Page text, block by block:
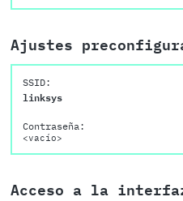
Ajustes
SSID:
linksys
Contraseña:
<vacío>
Acceso a la